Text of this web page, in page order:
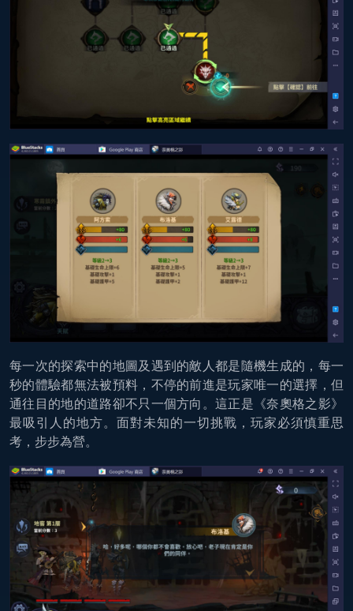
每一次的探索中的地圖及遇到的敵人都是隨機生成的，每一
秒的體驗都無法被預料，不停的前進是玩家唯一的選擇，但
通往目的地的道路卻不只一個方向。這正是《奈奧格之影》
最吸引人的地方。面對未知的一切挑戰，玩家必須慎重思
考，步步為營。